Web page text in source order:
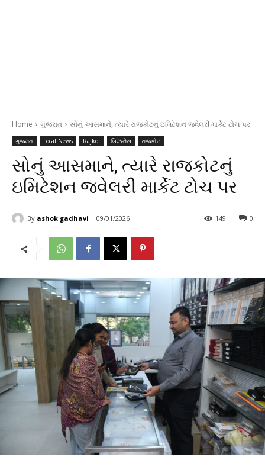
Home ગુજરાત સોનું આસમાને, ત્યારે રાજકોટનું ઇમિટેશન જ્વેલરી માર્કેટ ટોચ પર
ગુજરાત Local News Rajkot બિઝનેસ રાજકોટ
સોનું આસમાને, ત્યારે રાજકોટનું
ઇમિટેશન જ્વેલરી માર્કેટ ટોચ પર
By ashok gadhavi 09/01/2026 0
149